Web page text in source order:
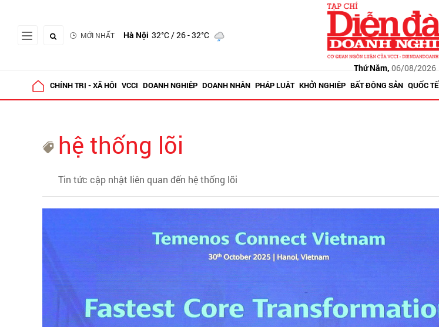
MỚI NHẤT Hà Nội 32°C/ 26 - 32°C
Thứ Năm, 06/08/2026
CHÍNH TRỊ - XÃ HỘI VCCI DOANH NGHIỆP DOANH NHÂN PHÁP LUẬT KHỞI NGHIỆP BẤT ĐỘNG SẢN QUỐC TẾ
hệ thống lõi
Tin tức cập nhật liên quan đến hệ thống lõi